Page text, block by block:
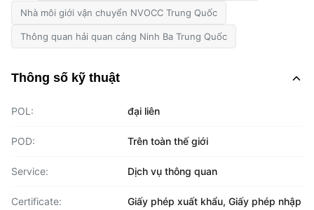
Nhà môi giới vận chuyển NVOCC Trung Quốc
Thông quan hải quan cảng Ninh Ba Trung Quốc
Thông số kỹ thuật
POL: đại liên
POD: Trên toàn thế giới
Service: Dịch vụ thông quan
Certificate:
Giấy phép xuất khẩu, Giấy phép nhập